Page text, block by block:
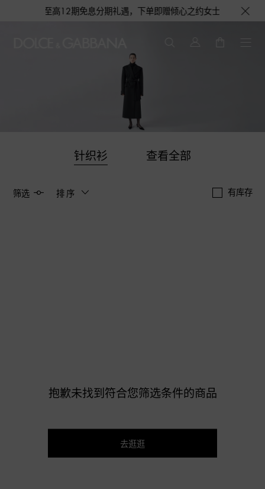
花呗至高12期免息分期礼遇，下单即赠倾心之约女士香水随行装
针织衫 查看全部
筛选 排序 有库存
抱歉未找到符合您筛选条件的商品
去逛逛